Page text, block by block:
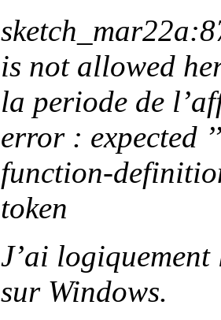
is not allowed
la periode de
error : expected ’
function-
token
J’ai
sur Windows.